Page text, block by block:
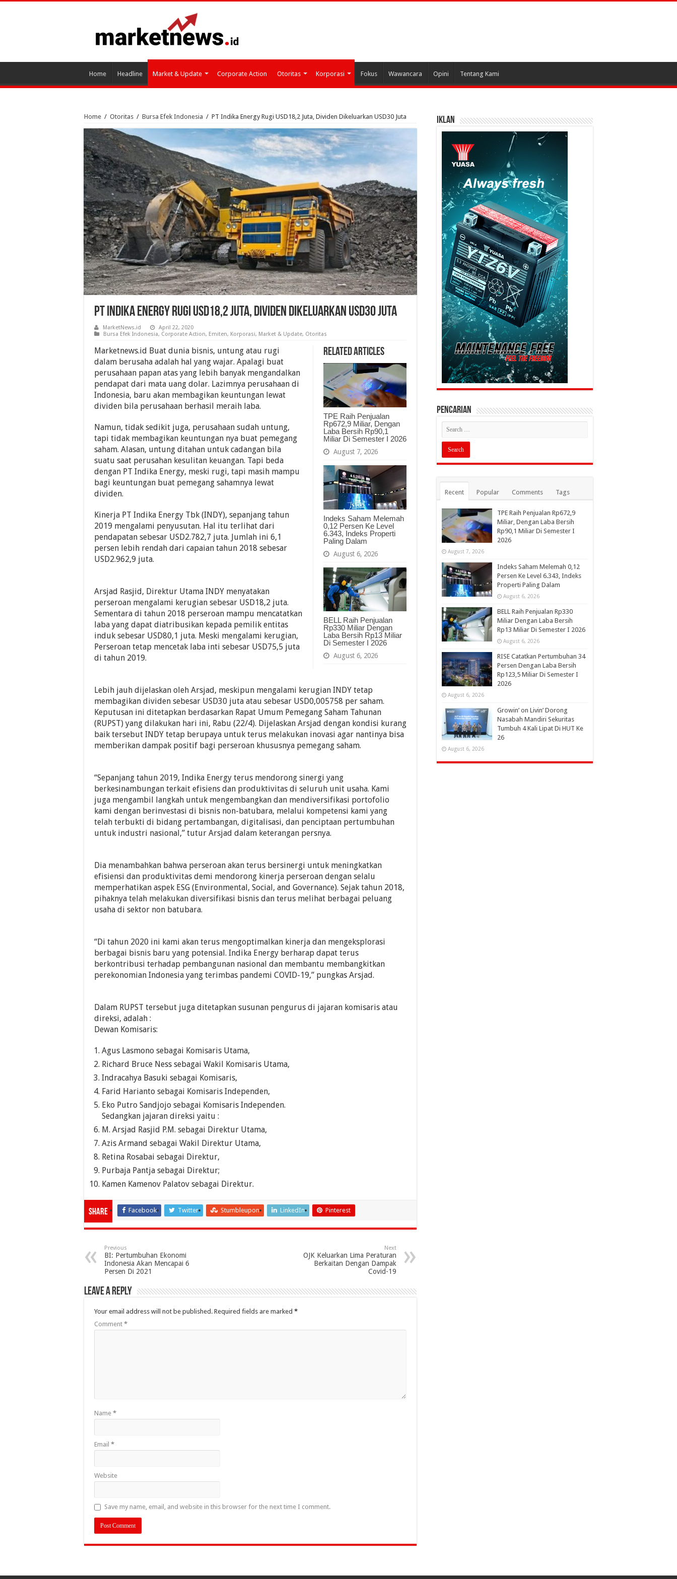
Home Headline Market & Update Corporate Action Otoritas Korporasi Fokus Wawancara Opini Tentang Kami
Home / Otoritas / Bursa Efek Indonesia / PT Indika Energy Rugi USD18,2 Juta, Dividen Dikeluarkan USD30 Juta
PT Indika Energy Rugi USD18,2 Juta, Dividen Dikeluarkan USD30 Juta
MarketNews.id
April 22, 2020
Bursa Efek Indonesia, Corporate Action, Emiten, Korporasi, Market & Update, Otoritas
Related Articles
TPE Raih Penjualan
Rp672,9 Miliar, Dengan
Laba Bersih Rp90,1
Miliar Di Semester I 2026
August 7, 2026
Indeks Saham Melemah
0,12 Persen Ke Level
6.343, Indeks Properti
Paling Dalam
August 6, 2026
BELL Raih Penjualan
Rp330 Miliar Dengan
Laba Bersih Rp13 Miliar
Di Semester I 2026
August 6, 2026
Marketnews.id Buat dunia bisnis, untung atau rugi
dalam berusaha adalah hal yang wajar. Apalagi buat
perusahaan papan atas yang lebih banyak mengandalkan
pendapat dari mata uang dolar. Lazimnya perusahaan di
Indonesia, baru akan membagikan keuntungan lewat
dividen bila perusahaan berhasil meraih laba.
Namun, tidak sedikit juga, perusahaan sudah untung,
tapi tidak membagikan keuntungan nya buat pemegang
saham. Alasan, untung ditahan untuk cadangan bila
suatu saat perusahan kesulitan keuangan. Tapi beda
dengan PT Indika Energy, meski rugi, tapi masih mampu
bagi keuntungan buat pemegang sahamnya lewat
dividen.
Kinerja PT Indika Energy Tbk (INDY), sepanjang tahun
2019 mengalami penyusutan. Hal itu terlihat dari
pendapatan sebesar USD2.782,7 juta. Jumlah ini 6,1
persen lebih rendah dari capaian tahun 2018 sebesar
USD2.962,9 juta.
Arsjad Rasjid, Direktur Utama INDY menyatakan
perseroan mengalami kerugian sebesar USD18,2 juta.
Sementara di tahun 2018 perseroan mampu mencatatkan
laba yang dapat diatribusikan kepada pemilik entitas
induk sebesar USD80,1 juta. Meski mengalami kerugian,
Perseroan tetap mencetak laba inti sebesar USD75,5 juta
di tahun 2019.
Lebih jauh dijelaskan oleh Arsjad, meskipun mengalami kerugian INDY tetap
membagikan dividen sebesar USD30 juta atau sebesar USD0,005758 per saham.
Keputusan ini ditetapkan berdasarkan Rapat Umum Pemegang Saham Tahunan
(RUPST) yang dilakukan hari ini, Rabu (22/4). Dijelaskan Arsjad dengan kondisi kurang
baik tersebut INDY tetap berupaya untuk terus melakukan inovasi agar nantinya bisa
memberikan dampak positif bagi perseroan khususnya pemegang saham.
“Sepanjang tahun 2019, Indika Energy terus mendorong sinergi yang
berkesinambungan terkait efisiens dan produktivitas di seluruh unit usaha. Kami
juga mengambil langkah untuk mengembangkan dan mendiversifikasi portofolio
kami dengan berinvestasi di bisnis non-batubara, melalui kompetensi kami yang
telah terbukti di bidang pertambangan, digitalisasi, dan penciptaan pertumbuhan
untuk industri nasional,” tutur Arsjad dalam keterangan persnya.
Dia menambahkan bahwa perseroan akan terus bersinergi untuk meningkatkan
efisiensi dan produktivitas demi mendorong kinerja perseroan dengan selalu
memperhatikan aspek ESG (Environmental, Social, and Governance). Sejak tahun 2018,
pihaknya telah melakukan diversifikasi bisnis dan terus melihat berbagai peluang
usaha di sektor non batubara.
“Di tahun 2020 ini kami akan terus mengoptimalkan kinerja dan mengeksplorasi
berbagai bisnis baru yang potensial. Indika Energy berharap dapat terus
berkontribusi terhadap pembangunan nasional dan membantu membangkitkan
perekonomian Indonesia yang terimbas pandemi COVID-19,” pungkas Arsjad.
Dalam RUPST tersebut juga ditetapkan susunan pengurus di jajaran komisaris atau
direksi, adalah :
Dewan Komisaris:
Agus Lasmono sebagai Komisaris Utama,
Richard Bruce Ness sebagai Wakil Komisaris Utama,
Indracahya Basuki sebagai Komisaris,
Farid Harianto sebagai Komisaris Independen,
Eko Putro Sandjojo sebagai Komisaris Independen.
Sedangkan jajaran direksi yaitu :
M. Arsjad Rasjid P.M. sebagai Direktur Utama,
Azis Armand sebagai Wakil Direktur Utama,
Retina Rosabai sebagai Direktur,
Purbaja Pantja sebagai Direktur;
Kamen Kamenov Palatov sebagai Direktur.
Share Facebook Twitter Stumbleupon LinkedIn Pinterest
Previous
BI: Pertumbuhan Ekonomi
Indonesia Akan Mencapai 6
Persen Di 2021
Next
OJK Keluarkan Lima Peraturan
Berkaitan Dengan Dampak
Covid-19
Leave a Reply
Your email address will not be published. Required fields are marked *
Comment *
Name *
Email *
Website
Save my name, email, and website in this browser for the next time I comment.
IKLAN
PENCARIAN
Recent Popular Comments Tags
TPE Raih Penjualan Rp672,9
Miliar, Dengan Laba Bersih
Rp90,1 Miliar Di Semester I
2026
August 7, 2026
Indeks Saham Melemah 0,12
Persen Ke Level 6.343, Indeks
Properti Paling Dalam
August 6, 2026
BELL Raih Penjualan Rp330
Miliar Dengan Laba Bersih
Rp13 Miliar Di Semester I 2026
August 6, 2026
RISE Catatkan Pertumbuhan 34
Persen Dengan Laba Bersih
Rp123,5 Miliar Di Semester I
2026
August 6, 2026
Growin’ on Livin’ Dorong
Nasabah Mandiri Sekuritas
Tumbuh 4 Kali Lipat Di HUT Ke
26
August 6, 2026